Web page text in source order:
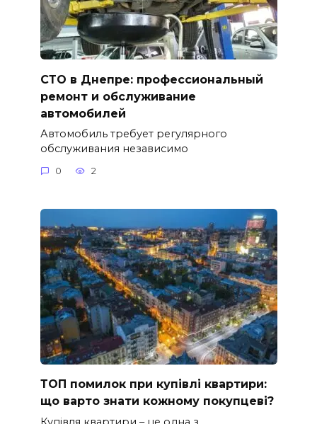
СТО в Днепре: профессиональный
ремонт и обслуживание
автомобилей
Автомобиль требует регулярного
обслуживания независимо
0 2
ТОП помилок при купівлі квартири:
що варто знати кожному покупцеві?